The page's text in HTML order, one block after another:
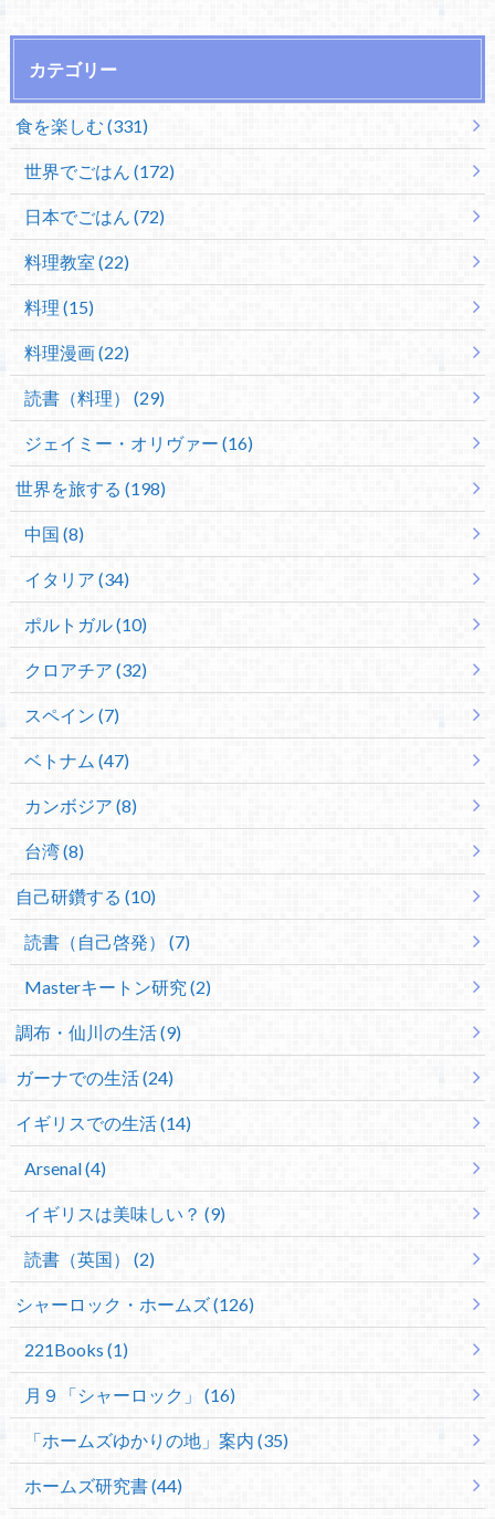
カテゴリー
食を楽しむ (331)
世界でごはん (172)
日本でごはん (72)
料理教室 (22)
料理 (15)
料理漫画 (22)
読書（料理） (29)
ジェイミー・オリヴァー (16)
世界を旅する (198)
中国 (8)
イタリア (34)
ポルトガル (10)
クロアチア (32)
スペイン (7)
ベトナム (47)
カンボジア (8)
台湾 (8)
自己研鑽する (10)
読書（自己啓発） (7)
Masterキートン研究 (2)
調布・仙川の生活 (9)
ガーナでの生活 (24)
イギリスでの生活 (14)
Arsenal (4)
イギリスは美味しい？ (9)
読書（英国） (2)
シャーロック・ホームズ (126)
221Books (1)
月９「シャーロック」 (16)
「ホームズゆかりの地」案内 (35)
ホームズ研究書 (44)